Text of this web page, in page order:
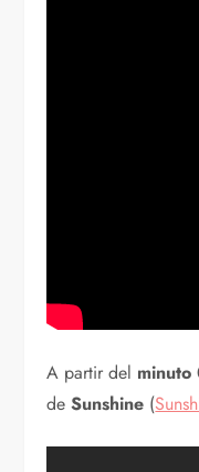
A partir del
deSunshine (